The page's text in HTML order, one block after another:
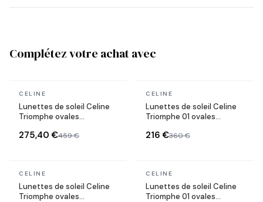
Complétez votre achat avec
En stock
CELINE
Lunettes de soleil Celine
Triomphe ovales
275,40 €459 €
En stock
CELINE
Lunettes de soleil Celine
Triomphe 01 ovales
216 €360 €
En stock
CELINE
Lunettes de soleil Celine
Triomphe ovales
En stock
CELINE
Lunettes de soleil Celine
Triomphe 01 ovales